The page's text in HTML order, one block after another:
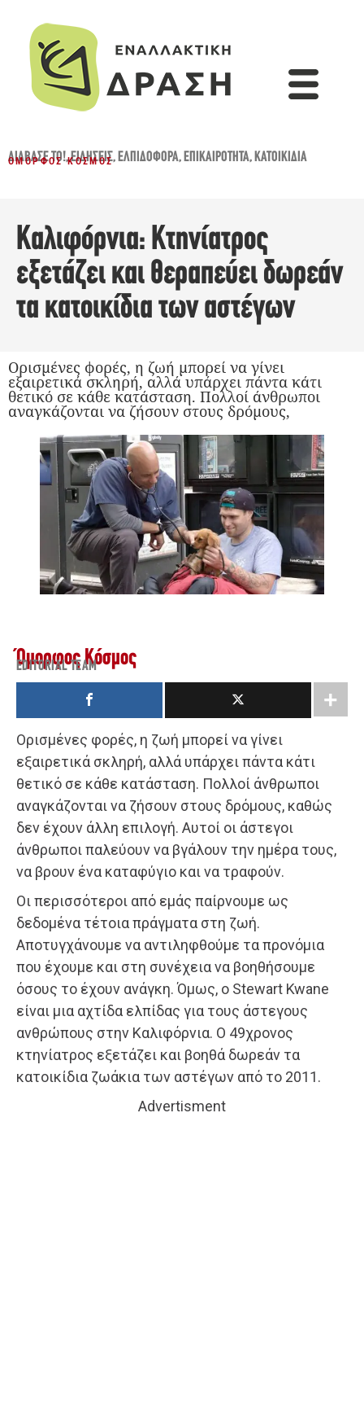
ΔΙΆΒΑΣΈ ΤΟ!,ΕΙΔΉΣΕΙΣ,ΕΛΠΙΔΟΦΌΡΑ,ΕΠΙΚΑΙΡΌΤΗΤΑ,ΚΑΤΟΙΚΊΔΙΑ
ΌΜΟΡΦΟΣ ΚΌΣΜΟΣ
Καλιφόρνια: Κτηνίατρος
εξετάζει και θεραπεύει δωρεάν
τα κατοικίδια των αστέγων
Ορισμένες φορές, η ζωή μπορεί να γίνει
εξαιρετικά σκληρή, αλλά υπάρχει πάντα κάτι
θετικό σε κάθε κατάσταση. Πολλοί άνθρωποι
αναγκάζονται να ζήσουν στους δρόμους,
Όμορφος Κόσμος
EDITORIAL TEAM
Ορισμένες φορές, η ζωή μπορεί να γίνει
εξαιρετικά σκληρή, αλλά υπάρχει πάντα κάτι
θετικό σε κάθε κατάσταση. Πολλοί άνθρωποι
αναγκάζονται να ζήσουν στους δρόμους, καθώς
δεν έχουν άλλη επιλογή. Αυτοί οι άστεγοι
άνθρωποι παλεύουν να βγάλουν την ημέρα τους,
να βρουν ένα καταφύγιο και να τραφούν.
Οι περισσότεροι από εμάς παίρνουμε ως
δεδομένα τέτοια πράγματα στη ζωή.
Αποτυγχάνουμε να αντιληφθούμε τα προνόμια
που έχουμε και στη συνέχεια να βοηθήσουμε
όσους το έχουν ανάγκη. Όμως, ο Stewart Kwane
είναι μια αχτίδα ελπίδας για τους άστεγους
ανθρώπους στην Καλιφόρνια. Ο 49χρονος
κτηνίατρος εξετάζει και βοηθά δωρεάν τα
κατοικίδια ζωάκια των αστέγων από το 2011.
Advertisment